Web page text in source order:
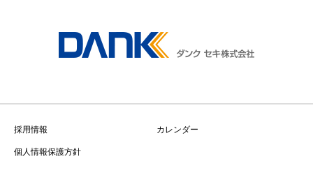
採用情報 カレンダー
個人情報保護方針